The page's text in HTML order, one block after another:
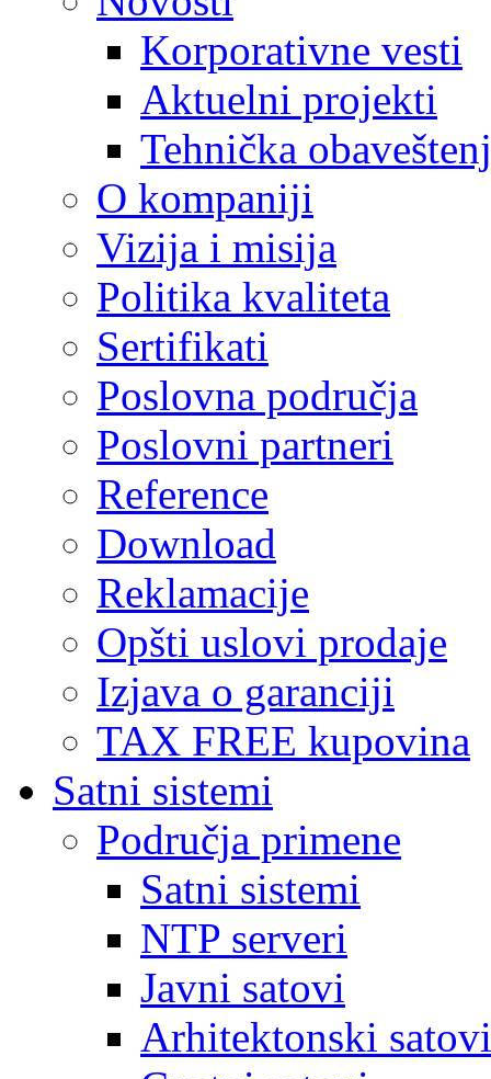
Korporativne vesti
Aktuelni projekti
Tehnička
O kompaniji
Vizija i misija
Politika kvaliteta
Sertifikati
Poslovna područja
Poslovni partneri
Reference
Download
Reklamacije
Opšti uslovi prodaje
Izjava o garanciji
TAX FREE kupovina
Satni sistemi
Područja primene
Satni sistemi
NTP serveri
Javni satovi
Arhitektonski satovi